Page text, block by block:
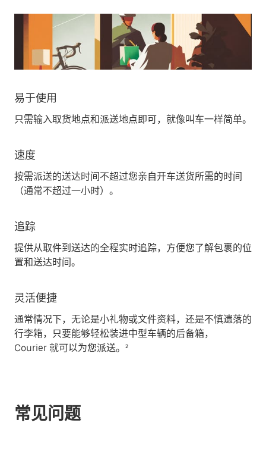
易于使用
只需输入取货地点和派送地点即可，就像叫车一样简单。
速度
按需派送的送达时间不超过您亲自开车送货所需的时间
（通常不超过一小时）。
追踪
提供从取件到送达的全程实时追踪，方便您了解包裹的位
置和送达时间。
灵活便捷
通常情况下，无论是小礼物或文件资料，还是不慎遗落的
行李箱，只要能够轻松装进中型车辆的后备箱，
Courier 就可以为您派送。²
常见问题